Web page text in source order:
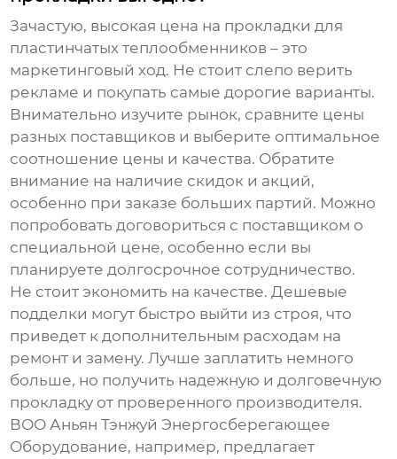
Зачастую, высокая цена на прокладки для
пластинчатых теплообменников – это
маркетинговый ход. Не стоит слепо верить
рекламе и покупать самые дорогие варианты.
Внимательно изучите рынок, сравните цены
разных поставщиков и выберите оптимальное
соотношение цены и качества. Обратите
внимание на наличие скидок и акций,
особенно при заказе больших партий. Можно
попробовать договориться с поставщиком о
специальной цене, особенно если вы
планируете долгосрочное сотрудничество.
Не стоит экономить на качестве. Дешевые
подделки могут быстро выйти из строя, что
приведет к дополнительным расходам на
ремонт и замену. Лучше заплатить немного
больше, но получить надежную и долговечную
прокладку от проверенного производителя.
ВОО Аньян Тэнжуй Энергосберегающее
Оборудование, например, предлагает